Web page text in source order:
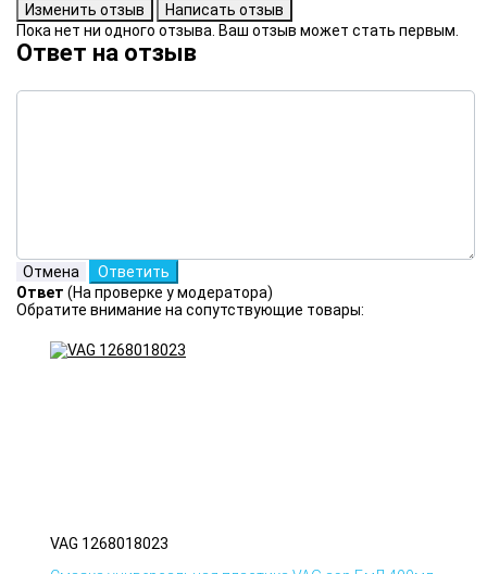
Пока нет ни одного отзыва. Ваш отзыв может стать первым.
Ответ на отзыв
Ответ (На проверке у модератора)
Обратите внимание на сопутствующие товары:
VAG 1268018023